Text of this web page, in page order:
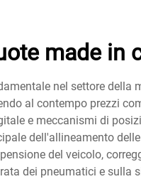
made in
nel settore
al contempo prezzi
e meccanismi di
dell'allineamento
del veicolo,
dei pneumatici e sulla